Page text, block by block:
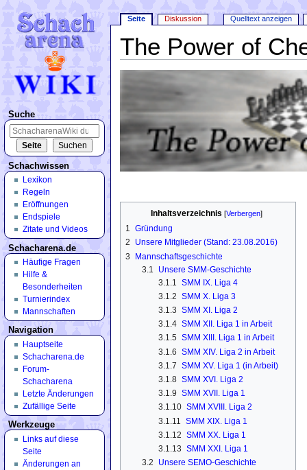
The Power of
Inhaltsverzeichnis [Verbergen]
1 Gründung
2
Unsere Mitglieder (Stand: 23.08.2016)
3
Mannschaftsgeschichte
3.1
Unsere SMM-Geschichte
3.1.1
SMM IX. Liga 4
3.1.2 SMM X. Liga 3
3.1.3 SMM XI. Liga 2
3.1.4 SMM XII. Liga 1 in Arbeit
3.1.5 SMM XIII. Liga 1 in Arbeit
3.1.6 SMM XIV. Liga 2 in Arbeit
3.1.7 SMM XV. Liga 1 (in Arbeit)
3.1.8 SMM XVI. Liga 2
3.1.9 SMM XVII. Liga 1
3.1.10 SMM XVIII. Liga 2
3.1.11
SMM XIX. Liga 1
3.1.12 SMM XX. Liga 1
3.1.13 SMM XXI. Liga 1
3.2
Unsere SEMO-Geschichte
Seite Diskussion Quelltext anzeigen
Suche
Schachwissen
Lexikon
Regeln
Eröffnungen
Endspiele
Zitate und Videos
Schacharena.de
Häufige Fragen
Hilfe &
Besonderheiten
Turnierindex
Mannschaften
Navigation
Hauptseite
Schacharena.de
Forum-
Schacharena
Letzte Änderungen
Zufällige Seite
Werkzeuge
Links auf diese
Seite
Änderungen an